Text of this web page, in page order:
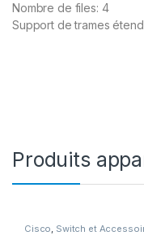
Nombre de files: 4
Support de trames
Produits
Cisco, Switch et